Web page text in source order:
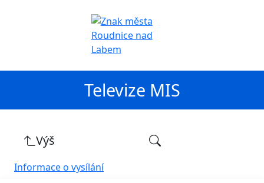
Televize MIS
Výš
Informace o vysílání